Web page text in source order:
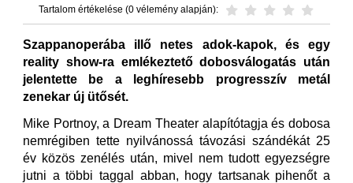
Tartalom értékelése (0 vélemény alapján):
Szappanoperába illő netes adok-kapok, és egy
reality show-ra emlékeztető dobosválogatás után
jelentette be a leghíresebb progresszív metál
zenekar új ütősét.
Mike Portnoy, a Dream Theater alapítótagja és dobosa
nemrégiben tette nyilvánossá távozási szándékát 25
év közös zenélés után, mivel nem tudott egyezségre
jutni a többi taggal abban, hogy tartsanak pihenőt a